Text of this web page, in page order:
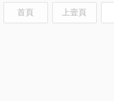
首頁 上壹頁